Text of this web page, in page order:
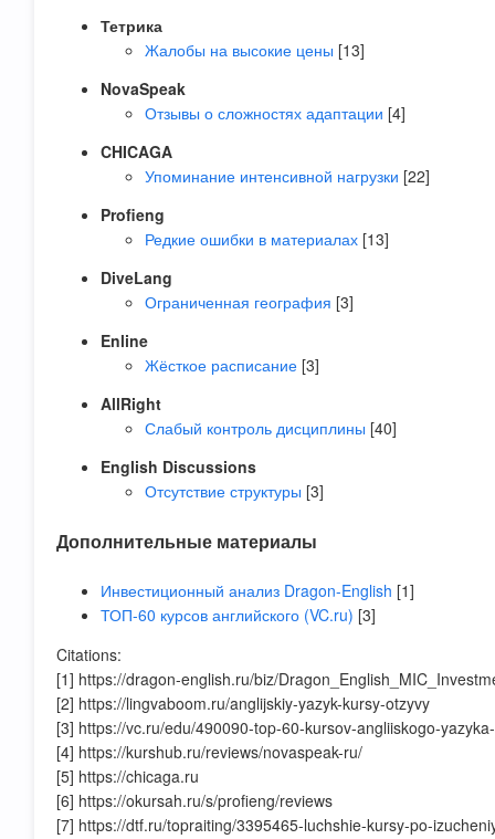
Тетрика
Жалобы на высокие цены [13]
NovaSpeak
Отзывы о сложностях адаптации [4]
CHICAGA
Упоминание интенсивной нагрузки [22]
Profieng
Редкие ошибки в материалах [13]
DiveLang
Ограниченная география [3]
Enline
Жёсткое расписание [3]
AllRight
Слабый контроль дисциплины [40]
English Discussions
Отсутствие структуры [3]
Дополнительные материалы
Инвестиционный анализ Dragon-English [1]
ТОП-60 курсов английского (VC.ru) [3]
Citations:
[1] https://dragon-english.ru/biz/
[2] https://lingvaboom.ru/anglijskiy-yazyk-kursy-otzyvy
[3] https://vc.ru/edu/490090-top-60-kursov-angliiskogo-
[4] https://kurshub.ru/reviews/novaspeak-ru/
[5] https://chicaga.ru
[6] https://okursah.ru/s/profieng/reviews
[7] https://dtf.ru/topraiting/3395465-luchshie-kursy-po-